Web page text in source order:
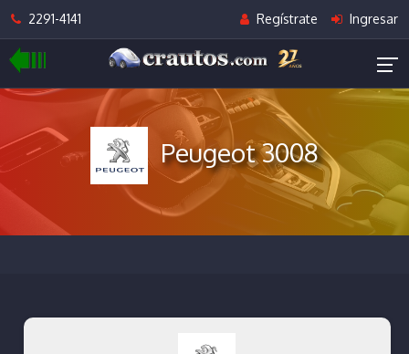
2291-4141 Regístrate Ingresar
Peugeot 3008